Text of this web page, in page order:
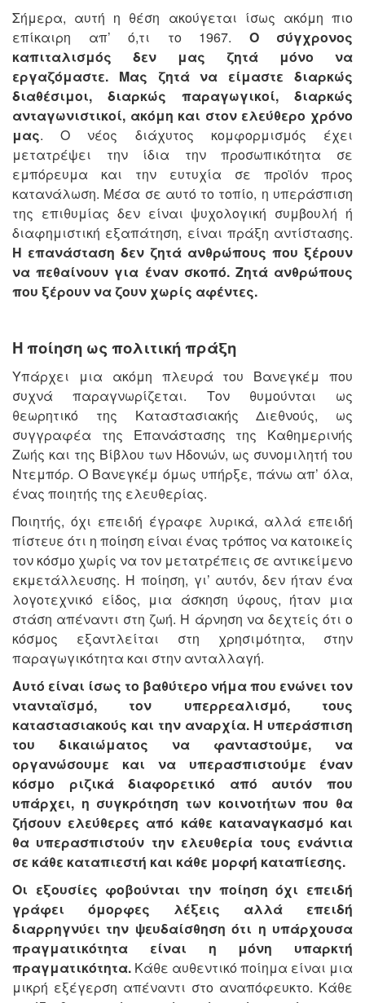
Σήμερα, αυτή η θέση ακούγεται ίσως ακόμη πιο
επίκαιρη απ’ ό,τι το 1967. Ο σύγχρονος
καπιταλισμός δεν μας ζητά μόνο να
εργαζόμαστε. Μας ζητά να είμαστε διαρκώς
διαθέσιμοι, διαρκώς παραγωγικοί, διαρκώς
ανταγωνιστικοί, ακόμη και στον ελεύθερο χρόνο
μας. Ο νέος διάχυτος κομφορμισμός έχει
μετατρέψει την ίδια την προσωπικότητα σε
εμπόρευμα και την ευτυχία σε προϊόν προς
κατανάλωση. Μέσα σε αυτό το τοπίο, η υπεράσπιση
της επιθυμίας δεν είναι ψυχολογική συμβουλή ή
διαφημιστική εξαπάτηση, είναι πράξη αντίστασης.
Η επανάσταση δεν ζητά ανθρώπους που ξέρουν
να πεθαίνουν για έναν σκοπό. Ζητά ανθρώπους
που ξέρουν να ζουν χωρίς αφέντες.
Η ποίηση ως πολιτική πράξη
Υπάρχει μια ακόμη πλευρά του Βανεγκέμ που
συχνά παραγνωρίζεται. Τον θυμούνται ως
θεωρητικό της Καταστασιακής Διεθνούς, ως
συγγραφέα της Επανάστασης της Καθημερινής
Ζωής και της Βίβλου των Ηδονών, ως συνομιλητή του
Ντεμπόρ. Ο Βανεγκέμ όμως υπήρξε, πάνω απ’ όλα,
ένας ποιητής της ελευθερίας.
Ποιητής, όχι επειδή έγραφε λυρικά, αλλά επειδή
πίστευε ότι η ποίηση είναι ένας τρόπος να κατοικείς
τον κόσμο χωρίς να τον μετατρέπεις σε αντικείμενο
εκμετάλλευσης. Η ποίηση, γι’ αυτόν, δεν ήταν ένα
λογοτεχνικό είδος, μια άσκηση ύφους, ήταν μια
στάση απέναντι στη ζωή. Η άρνηση να δεχτείς ότι ο
κόσμος εξαντλείται στη χρησιμότητα, στην
παραγωγικότητα και στην ανταλλαγή.
Αυτό είναι ίσως το βαθύτερο νήμα που ενώνει τον
ντανταϊσμό, τον υπερρεαλισμό, τους
καταστασιακούς και την αναρχία. Η υπεράσπιση
του δικαιώματος να φανταστούμε, να
οργανώσουμε και να υπερασπιστούμε έναν
κόσμο ριζικά διαφορετικό από αυτόν που
υπάρχει, η συγκρότηση των κοινοτήτων που θα
ζήσουν ελεύθερες από κάθε καταναγκασμό και
θα υπερασπιστούν την ελευθερία τους ενάντια
σε κάθε καταπιεστή και κάθε μορφή καταπίεσης.
Οι εξουσίες φοβούνται την ποίηση όχι επειδή
γράφει όμορφες λέξεις αλλά επειδή
διαρρηγνύει την ψευδαίσθηση ότι η υπάρχουσα
πραγματικότητα είναι η μόνη υπαρκτή
πραγματικότητα. Κάθε αυθεντικό ποίημα είναι μια
μικρή εξέγερση απέναντι στο αναπόφευκτο. Κάθε